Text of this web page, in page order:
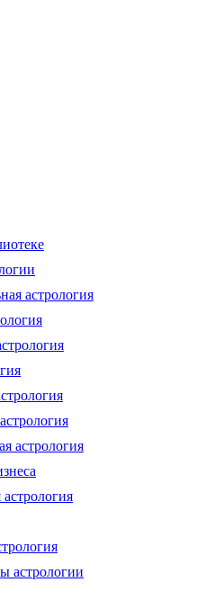
астрология
астрология
астрологии